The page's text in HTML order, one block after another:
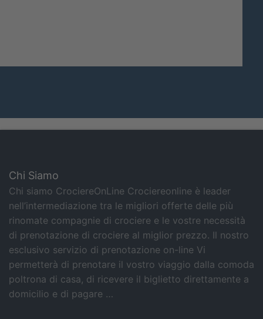
Chi Siamo
Chi siamo CrociereOnLine Crociereonline è leader
nell’intermediazione tra le migliori offerte delle più
rinomate compagnie di crociere e le vostre necessità
di prenotazione di crociere al miglior prezzo. Il nostro
esclusivo servizio di prenotazione on-line Vi
permetterà di prenotare il vostro viaggio dalla comoda
poltrona di casa, di ricevere il biglietto direttamente a
domicilio e di pagare …